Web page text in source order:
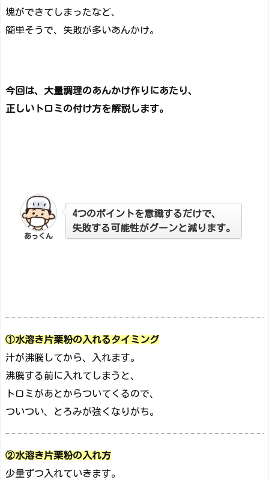
塊ができてしまったなど、
簡単そうで、失敗が多いあんかけ。
今回は、大量調理のあんかけ作りにあたり、
正しいトロミの付け方を解説します。
あっくん
4つのポイントを意識するだけで、
失敗する可能性がグーンと減ります。
①水溶き片栗粉の入れるタイミング
汁が沸騰してから、入れます。
沸騰する前に入れてしまうと、
トロミがあとからついてくるので、
ついつい、とろみが強くなりがち。
②水溶き片栗粉の入れ方
少量ずつ入れていきます。